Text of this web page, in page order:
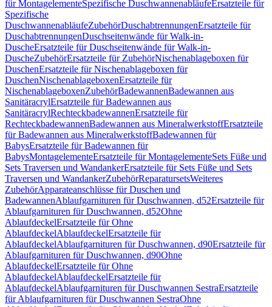
für MontagelementeSpezifische DuschwannenabläufeErsatzteile für
Spezifische
DuschwannenabläufeZubehörDuschabtrennungenErsatzteile für
DuschabtrennungenDuschseitenwände für Walk-in-
DuscheErsatzteile für Duschseitenwände für Walk-in-
DuscheZubehörErsatzteile für ZubehörNischenablageboxen für
DuschenErsatzteile für Nischenablageboxen für
DuschenNischenablageboxenErsatzteile für
NischenablageboxenZubehörBadewannenBadewannen aus
SanitäracrylErsatzteile für Badewannen aus
SanitäracrylRechteckbadewannenErsatzteile für
RechteckbadewannenBadewannen aus MineralwerkstoffErsatzteile
für Badewannen aus MineralwerkstoffBadewannen für
BabysErsatzteile für Badewannen für
BabysMontagelementeErsatzteile für MontagelementeSets Füße und
Sets Traversen und WandankerErsatzteile für Sets Füße und Sets
Traversen und WandankerZubehörReparatursetsWeiteres
ZubehörApparateanschlüsse für Duschen und
BadewannenAblaufgarnituren für Duschwannen, d52Ersatzteile für
Ablaufgarnituren für Duschwannen, d52Ohne
AblaufdeckelErsatzteile für Ohne
AblaufdeckelAblaufdeckelErsatzteile für
AblaufdeckelAblaufgarnituren für Duschwannen, d90Ersatzteile für
Ablaufgarnituren für Duschwannen, d90Ohne
AblaufdeckelErsatzteile für Ohne
AblaufdeckelAblaufdeckelErsatzteile für
AblaufdeckelAblaufgarnituren für Duschwannen SestraErsatzteile
für Ablaufgarnituren für Duschwannen SestraOhne